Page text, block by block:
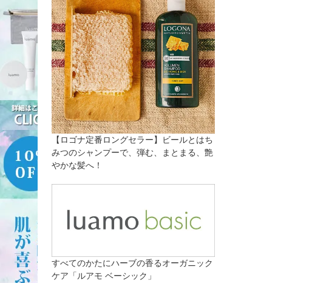
【ロゴナ定番ロングセラー】ビールとはち
みつのシャンプーで、弾む、まとまる、艶
やかな髪へ！
すべてのかたにハーブの香るオーガニック
ケア「ルアモ ベーシック」